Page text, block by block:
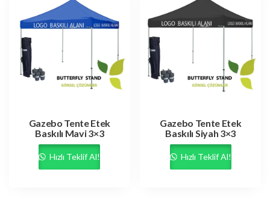
Gazebo Tente Etek
Baskılı Mavi 3×3
Hızlı Teklif Al!
Gazebo Tente Etek
Baskılı Siyah 3×3
Hızlı Teklif Al!